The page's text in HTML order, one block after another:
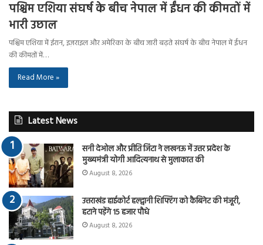
पश्चिम एशिया संघर्ष के बीच नेपाल में ईंधन की कीमतों में
भारी उछाल
पश्चिम एशिया में ईरान, इज़राइल और अमेरिका के बीच जारी बढ़ते संघर्ष के बीच नेपाल में ईंधन
की कीमतों में…
Read More »
Latest News
सनी देओल और प्रीति जिंटा ने लखनऊ में उत्तर प्रदेश के
मुख्यमंत्री योगी आदित्यनाथ से मुलाकात की
August 8, 2026
उत्तराखंड हाईकोर्ट हल्द्वानी शिफ्टिंग को कैबिनेट की मंजूरी,
हटाने पड़ेंगे 15 हजार पौधे
August 8, 2026